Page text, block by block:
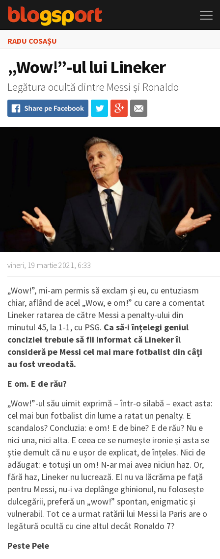
RADU COSAȘU
„Wow!”-ul lui Lineker
Legătura ocultă dintre Messi și Ronaldo
vineri, 19 martie 2021, 6:33
„Wow!”, mi-am permis să exclam și eu, cu entuziasm
chiar, aflând de acel „Wow, e om!” cu care a comentat
Lineker ratarea de către Messi a penalty-ului din
minutul 45, la 1-1, cu PSG. Ca să-i înțelegi geniul
conciziei trebuie să fii informat că Lineker îl
consideră pe Messi cel mai mare fotbalist din câți
au fost vreodată.
E om. E de rău?
„Wow!”-ul său uimit exprimă – într-o silabă – exact asta:
cel mai bun fotbalist din lume a ratat un penalty. E
scandalos? Concluzia: e om! E de bine? E de rău? Nu e
nici una, nici alta. E ceea ce se numește ironie și asta se
știe demult că nu e ușor de explicat, de înțeles. Nici de
adăugat: e totuși un om! N-ar mai avea niciun haz. Or,
fără haz, Lineker nu lucrează. El nu va lăcrăma pe față
pentru Messi, nu-i va deplânge ghinionul, nu folosește
dulcegării, preferă un „wow!” spontan, enigmatic și
vulnerabil. Tot ce a urmat ratării lui Messi la Paris are o
legătură ocultă cu cine altul decât Ronaldo 7?
Peste Pele